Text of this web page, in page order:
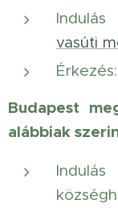
Indulás
vasúti
Budapest
alábbiak